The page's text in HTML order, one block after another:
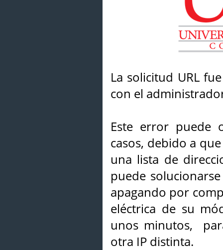
La solicitud URL
con el
Este error puede
casos, debido a
una lista de
puede
apagando por
eléctrica de su
unos minutos,
otra IP distinta.